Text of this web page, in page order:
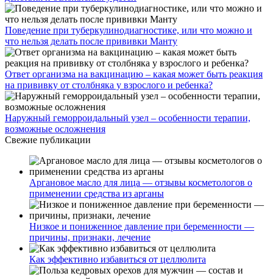
Поведение при туберкулинодиагностике, или что можно и
что нельзя делать после прививки Манту
Ответ организма на вакцинацию – какая может быть реакция
на прививку от столбняка у взрослого и ребенка?
Наружный геморроидальный узел – особенности терапии,
возможные осложнения
Свежие публикации
Аргановое масло для лица — отзывы косметологов о
применении средства из арганы
Низкое и пониженное давление при беременности —
причины, признаки, лечение
Как эффективно избавиться от целлюлита